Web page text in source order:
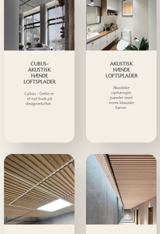
CUBUS-
AKUSTISK
HÆNDE
LOFTSPLADER
Cubus - Dette er
et nyt look på
designerlofter.
AKUSTISK
HÆNDE
LOFTSPLADER
Akustiske
ophængte
paneler med
vores klassiske
farver.